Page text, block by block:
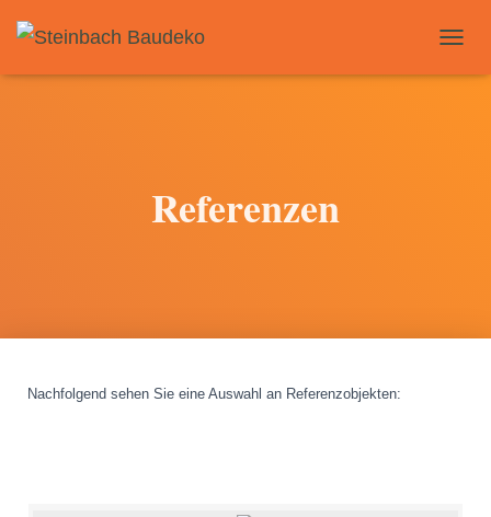
O
Referenzen
Nachfolgend sehen Sie eine Auswahl an Referenzobjekten: